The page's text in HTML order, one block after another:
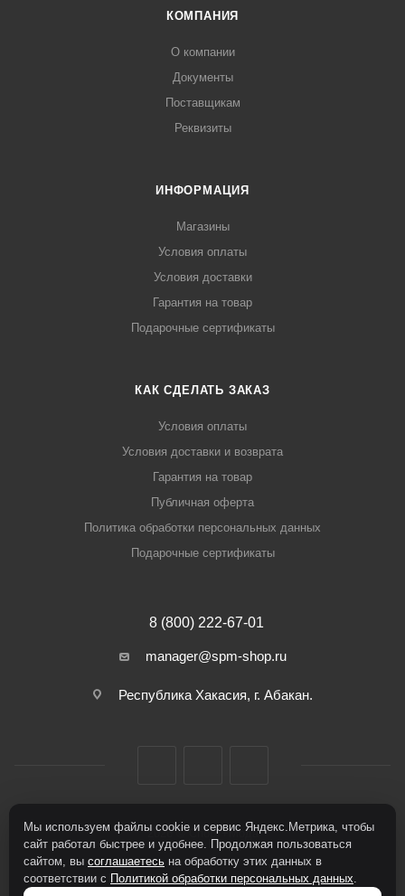
КОМПАНИЯ
О компании
Документы
Поставщикам
Реквизиты
ИНФОРМАЦИЯ
Магазины
Условия оплаты
Условия доставки
Гарантия на товар
Подарочные сертификаты
КАК СДЕЛАТЬ ЗАКАЗ
Условия оплаты
Условия доставки и возврата
Гарантия на товар
Публичная оферта
Политика обработки персональных данных
Подарочные сертификаты
8 (800) 222-67-01
manager@spm-shop.ru
Республика Хакасия, г. Абакан.
2026 © Спорт+Мода
Мы используем файлы cookie и сервис Яндекс.Метрика, чтобы
сайт работал быстрее и удобнее. Продолжая пользоваться
сайтом, вы соглашаетесь на обработку этих данных в
соответствии с Политикой обработки персональных данных.